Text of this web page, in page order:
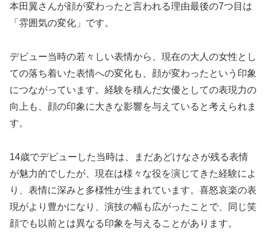
本田翼さんが顔が変わったと言われる理由最後の7つ目は
「雰囲気の変化」です。
デビュー当時の若々しい表情から、現在の大人の女性とし
ての落ち着いた表情への変化も、顔が変わったという印象
につながっています。経験を積んだ女優としての表現力の
向上も、顔の印象に大きな影響を与えていると考えられま
す。
14歳でデビューした当時は、まだあどけなさが残る表情
が魅力的でしたが、現在は様々な役を演じてきた経験によ
り、表情に深みと多様性が生まれています。喜怒哀楽の表
現がより豊かになり、演技の幅も広がったことで、同じ笑
顔でも以前とは異なる印象を与えることがあります。